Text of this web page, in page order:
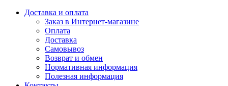
Доставка и оплата
Заказ в Интернет-магазине
Оплата
Доставка
Самовывоз
Возврат и обмен
Нормативная информация
Полезная информация